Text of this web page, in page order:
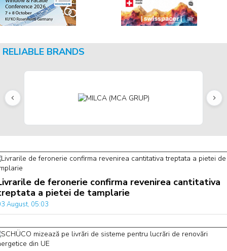
RELIABLE BRANDS
de feronerie confirma revenirea cantitativa
a pietei de tamplarie
August, 05:03